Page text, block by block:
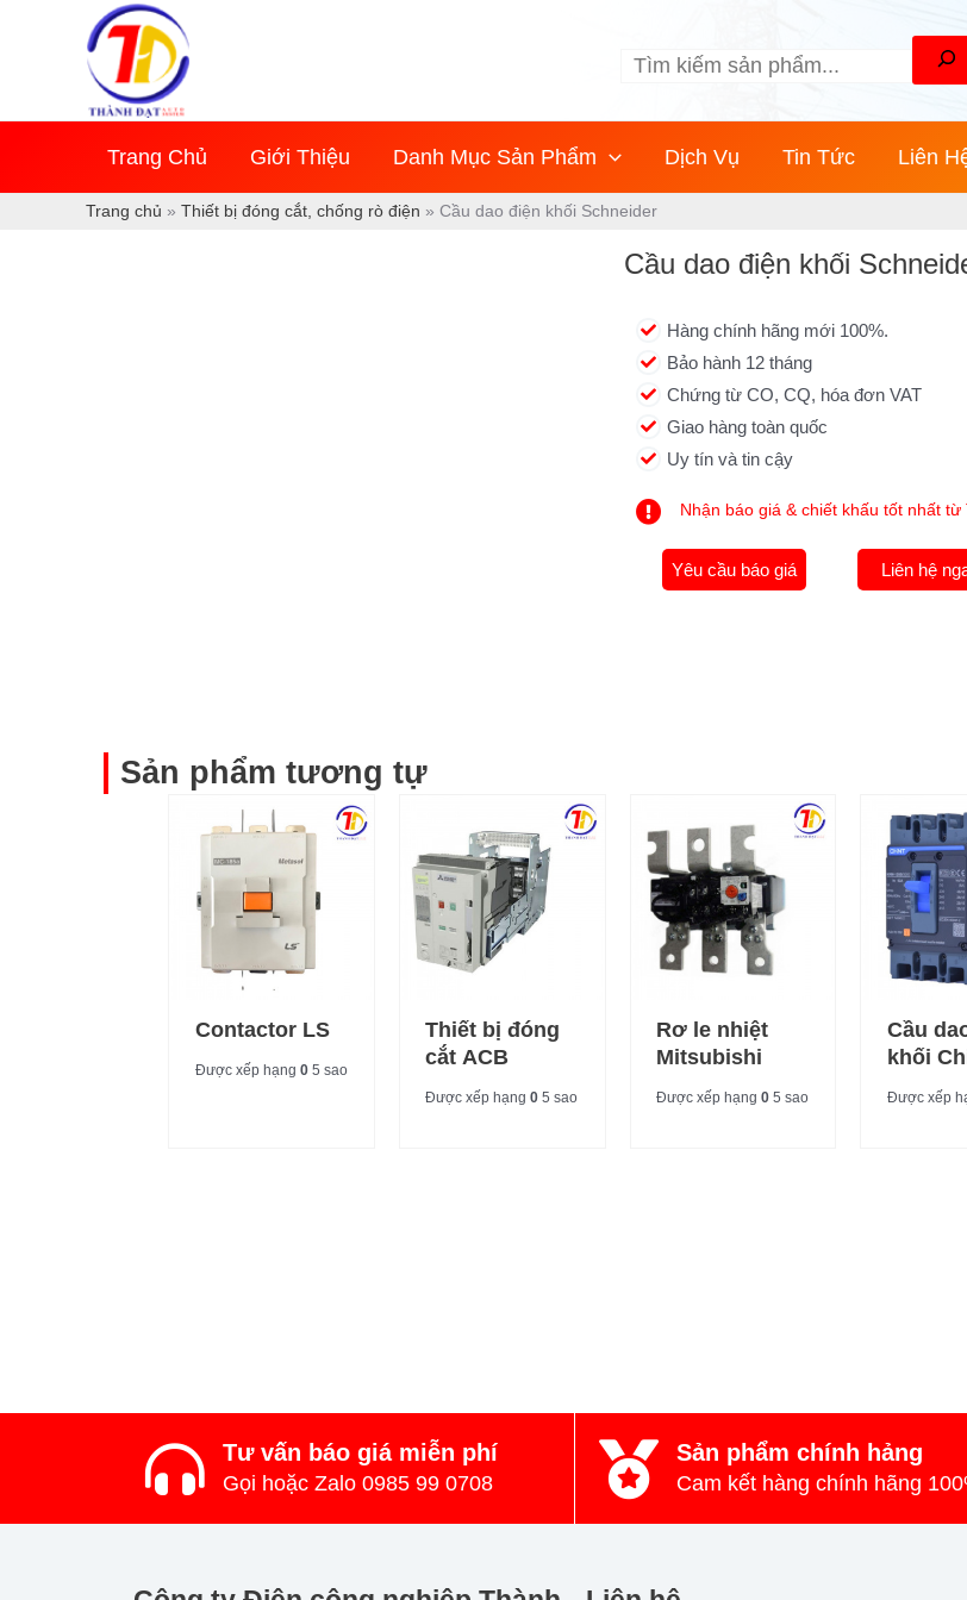
Trang Chủ Giới Thiệu Danh Mục Sản Phẩm Dịch Vụ Tin Tức Liên
Trang chủ » Thiết bị đóng cắt, chống rò điện » Cầu dao điện khối Schneider
Cầu dao điện khối
Hàng chính hãng mới 100%.
Bảo hành 12 tháng
Chứng từ CO, CQ, hóa đơn VAT
Giao hàng toàn quốc
Uy tín và tin cậy
Nhận báo giá & chiết khấu tốt nhất
Yêu cầu báo giá Liên hệ
Sản phẩm tương tự
Contactor LS
Được xếp hạng 05 sao
Thiết bị đóng
cắt ACB
Được xếp hạng0 5 sao
Rơ le nhiệt
Mitsubishi
Được xếp hạng0 5 sao
Cầu
khối
Được xếp
Tư vấn báo giá miễn phí
Gọi hoặc Zalo 0985 99 0708
Sản phẩm chính hảng
Cam kết hàng chính hãng